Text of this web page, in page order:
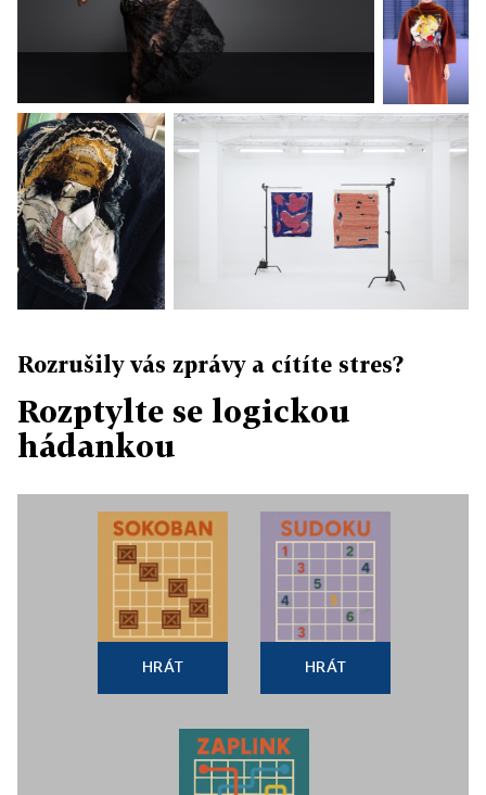
Rozrušily vás zprávy a cítíte stres?
Rozptylte se logickou
hádankou
HRÁT HRÁT